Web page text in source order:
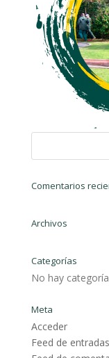
Comentarios
Archivos
Categorías
No hay
Meta
Acceder
Feed de entradas